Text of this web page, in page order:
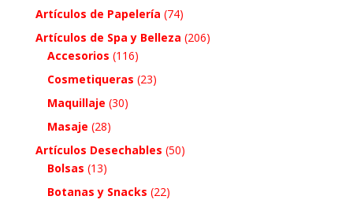
Artículos de Papelería (74)
Artículos de Spa y Belleza (206)
Accesorios (116)
Cosmetiqueras (23)
Maquillaje (30)
Masaje (28)
Artículos Desechables (50)
Bolsas (13)
Botanas y Snacks (22)